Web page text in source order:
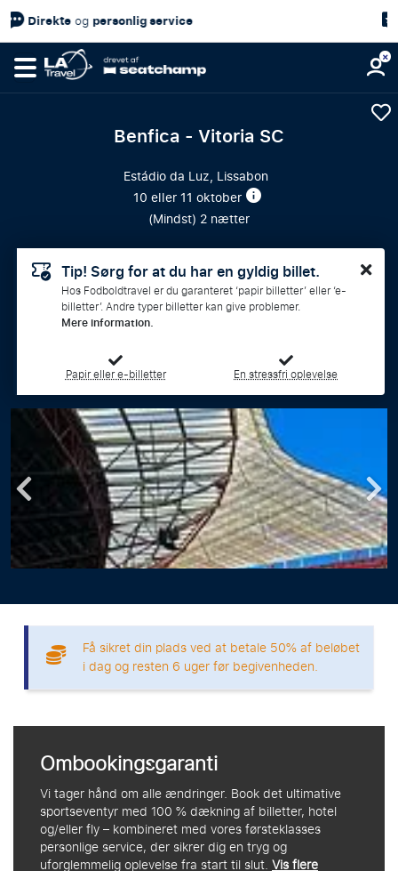
Kundetilfredshed4,7/5på
Benfica - Vitoria SC
Estádio da Luz, Lissabon
10 eller 11 oktober
(Mindst) 2 nætter
Tip! Sørg for at du har en gyldig billet.
Hos Fodboldtravel er du garanteret ‘papir billetter’ eller ‘e-
billetter’. Andre typer billetter kan give problemer.
Mere information.
Papir eller e-billetter En stressfri oplevelse
Få sikret din plads ved at betale 50% af beløbet
i dag og resten 6 uger før begivenheden.
Ombookingsgaranti
Vi tager hånd om alle ændringer. Book det ultimative
sportseventyr med 100 % dækning af billetter, hotel
og/eller fly – kombineret med vores førsteklasses
personlige service, der sikrer dig en tryg og
uforglemmelig oplevelse fra start til slut.Vis flere